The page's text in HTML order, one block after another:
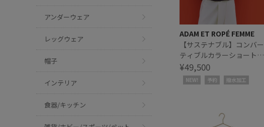
アンダーウェア
レッグウェア
帽子
インテリア
食器/キッチン
ADAM ET ROPÉ FEMME
【サステナブル】コンバー
ティブルカラーショートダ
ウン/撥水
¥49,500
NEW! 予約 撥水加工